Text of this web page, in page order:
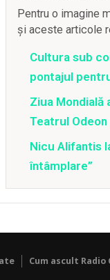
Pentru o imagine
și aceste articole
Cultura sub
pontajul
Ziua Mondială
Teatrul Odeon
Nicu Alifantis
întâmplare”
Cum ascult Radio